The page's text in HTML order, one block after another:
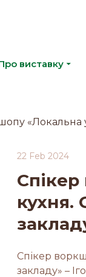
виставку
22 Feb 2024
кухня.
Спікер
закладу» –